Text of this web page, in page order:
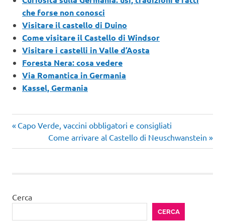
che forse non conosci
Visitare il castello di Duino
Come visitare il Castello di Windsor
Visitare i castelli in Valle d’Aosta
Foresta Nera: cosa vedere
Via Romantica in Germania
Kassel, Germania
Navigazione
articoli
Articolo
precedente:
Capo Verde, vaccini obbligatori e consigliati
Articolo
successivo:
Come arrivare al Castello di Neuschwanstein
Cerca
CERCA